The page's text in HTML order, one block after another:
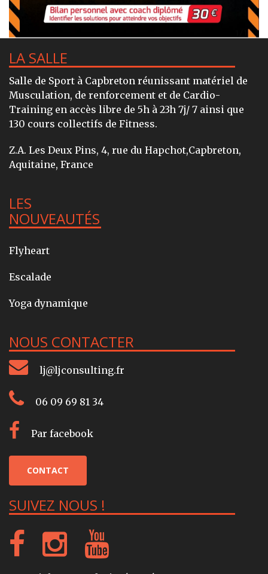
LA SALLE
Salle de Sport à Capbreton réunissant matériel de
Musculation, de renforcement et de Cardio-
Training en accès libre de 5h à 23h 7j/ 7 ainsi que
130 cours collectifs de Fitness.
Z.A. Les Deux Pins, 4, rue du Hapchot,Capbreton,
Aquitaine, France
LES
NOUVEAUTÉS
Flyheart
Escalade
Yoga dynamique
NOUS CONTACTER
lj@ljconsulting.fr
06 09 69 81 34
Par facebook
CONTACT
SUIVEZ NOUS !